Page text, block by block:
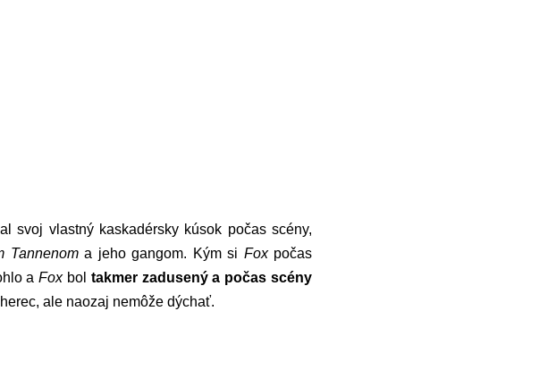
svoj vlastný kaskadérsky kúsok počas scény,
Tannenoma jeho gangom. Kým si Foxpočas
aFoxbol takmer zadusený a počas scény
ale naozaj nemôže dýchať.